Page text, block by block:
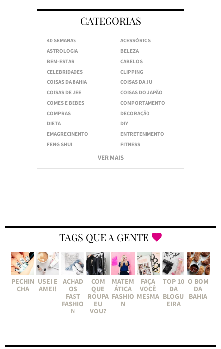
CATEGORIAS
40 SEMANAS
ACESSÓRIOS
ASTROLOGIA
BELEZA
BEM-ESTAR
CABELOS
CELEBRIDADES
CLIPPING
COISAS DA BAHIA
COISAS DA JU
COISAS DE JEE
COISAS DO JAPÃO
COMES E BEBES
COMPORTAMENTO
COMPRAS
DECORAÇÃO
DIETA
DIY
EMAGRECIMENTO
ENTRETENIMENTO
FENG SHUI
FITNESS
VER MAIS
TAGS QUE A GENTE
PECHIN
CHA
USEI E
AMEI!
ACHAD
OS
FAST
FASHIO
N
COM
QUE
ROUPA
EU
VOU?
MATEM
ÁTICA
FASHIO
N
FAÇA
VOCÊ
MESMA
TOP 10
DA
BLOGU
EIRA
O BOM
DA
BAHIA